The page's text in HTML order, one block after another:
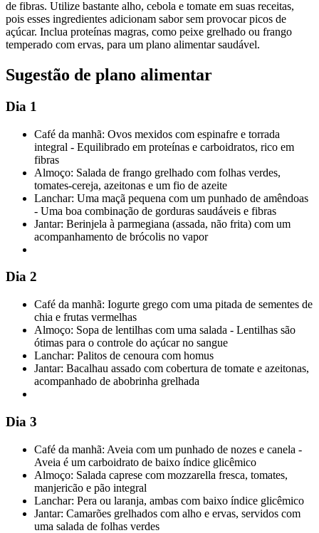
de fibras. Utilize bastante alho, cebola e tomate em suas receitas,
pois esses ingredientes adicionam sabor sem provocar picos de
açúcar. Inclua proteínas magras, como peixe grelhado ou frango
temperado com ervas, para um plano alimentar saudável.
Sugestão de plano alimentar
Dia 1
Café da manhã: Ovos mexidos com espinafre e torrada
integral - Equilibrado em proteínas e carboidratos, rico em
fibras
Almoço: Salada de frango grelhado com folhas verdes,
tomates-cereja, azeitonas e um fio de azeite
Lanchar: Uma maçã pequena com um punhado de amêndoas
- Uma boa combinação de gorduras saudáveis e fibras
Jantar: Berinjela à parmegiana (assada, não frita) com um
acompanhamento de brócolis no vapor
Dia 2
Café da manhã: Iogurte grego com uma pitada de sementes de
chia e frutas vermelhas
Almoço: Sopa de lentilhas com uma salada - Lentilhas são
ótimas para o controle do açúcar no sangue
Lanchar: Palitos de cenoura com homus
Jantar: Bacalhau assado com cobertura de tomate e azeitonas,
acompanhado de abobrinha grelhada
Dia 3
Café da manhã: Aveia com um punhado de nozes e canela -
Aveia é um carboidrato de baixo índice glicêmico
Almoço: Salada caprese com mozzarella fresca, tomates,
manjericão e pão integral
Lanchar: Pera ou laranja, ambas com baixo índice glicêmico
Jantar: Camarões grelhados com alho e ervas, servidos com
uma salada de folhas verdes